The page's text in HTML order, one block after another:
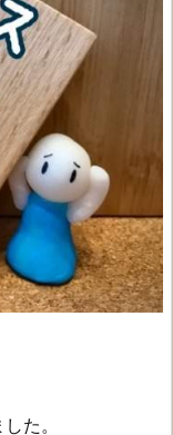
た。